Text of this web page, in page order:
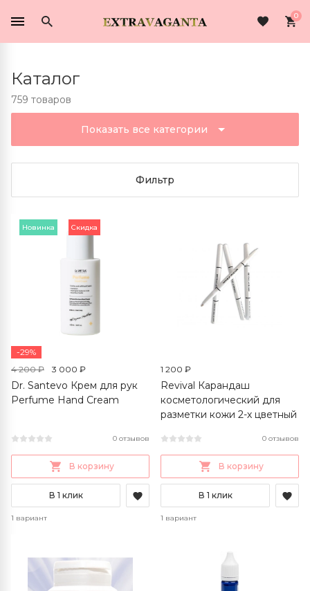
0
Каталог
759 товаров
Показать все категории
Фильтр
Новинка Скидка
4 200 ₽ 3 000 ₽
-29%
Dr. Santevo Крем для рук
Perfume Hand Cream
0 отзывов
В корзину
В 1 клик
1 вариант
1 200 ₽
Revival Карандаш
косметологический для
разметки кожи 2-х цветный
0 отзывов
В корзину
В 1 клик
1 вариант